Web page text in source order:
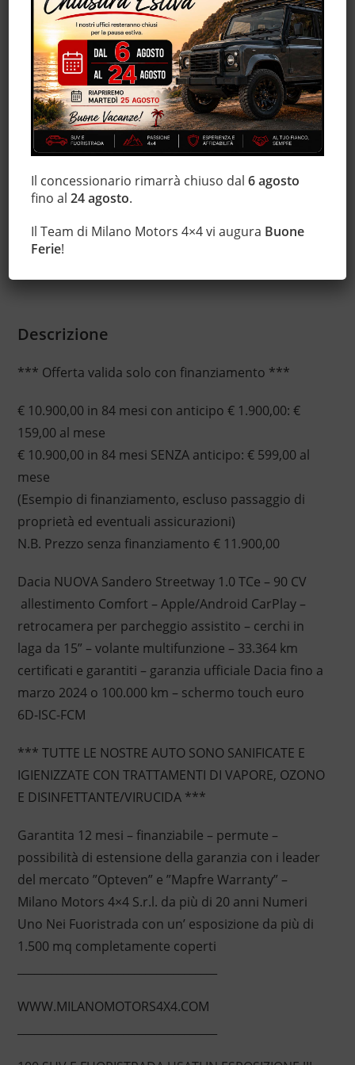
MP3
Sensori di parcheggio posteriori
Servosterzo
Sistema di visione notturna
Sound system
Specchietti laterali elettrici
Start/Stop Automatico
Telecamera per parcheggio assistito
Touch screen
USB
Vivavoce
Volante in pelle
Descrizione
*** Offerta valida solo con finanziamento ***
€ 10.900,00 in 84 mesi con anticipo € 1.900,00: €
159,00 al mese
€ 10.900,00 in 84 mesi SENZA anticipo: € 599,00 al
mese
(Esempio di finanziamento, escluso passaggio di
proprietà ed eventuali assicurazioni)
N.B. Prezzo senza finanziamento € 11.900,00
Dacia NUOVA Sandero Streetway 1.0 TCe – 90 CV
allestimento Comfort – Apple/Android CarPlay –
retrocamera per parcheggio assistito – cerchi in
laga da 15” – volante multifunzione – 33.364 km
certificati e garantiti – garanzia ufficiale Dacia fino a
marzo 2024 o 100.000 km – schermo touch euro
6D-ISC-FCM
*** TUTTE LE NOSTRE AUTO SONO SANIFICATE E
IGIENIZZATE CON TRATTAMENTI DI VAPORE, OZONO
E DISINFETTANTE/VIRUCIDA ***
Garantita 12 mesi – finanziabile – permute –
possibilità di estensione della garanzia con i leader
del mercato ”Opteven” e ”Mapfre Warranty” –
Milano Motors 4×4 S.r.l. da più di 20 anni Numeri
Uno Nei Fuoristrada con un’ esposizione da più di
1.500 mq completamente coperti
WWW.MILANOMOTORS4X4.COM
Il concessionario rimarrà chiuso dal6 agosto
fino al24 agosto.
Il Team di Milano Motors 4×4 vi augura Buone
Ferie!